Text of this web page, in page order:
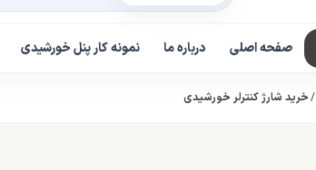
صفحه اصلی درباره ما نمونه کار پنل خورشیدی
خرید شارژ کنترلر خورشیدی